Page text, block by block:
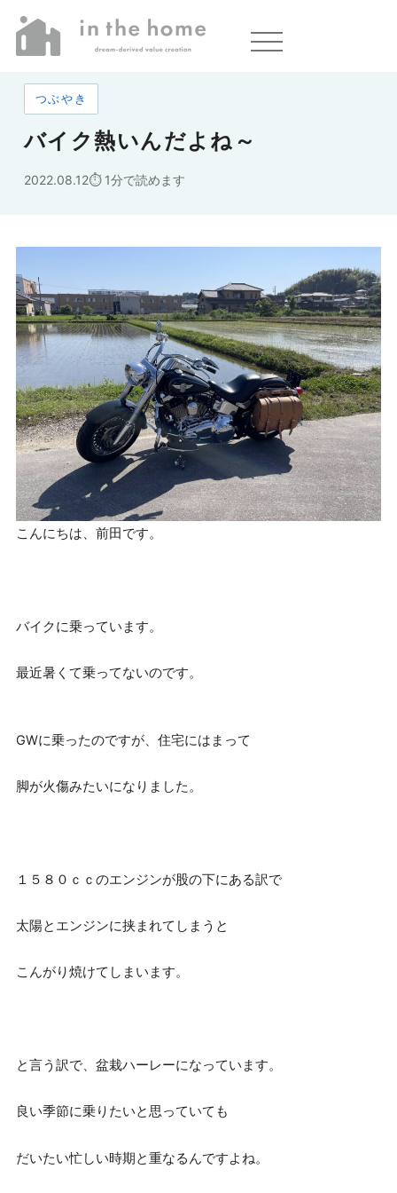
ホーム» バイク熱いんだよね～
つぶやき
バイク熱いんだよね～
2022.08.12 1分で読めます
こんにちは、前田です。
バイクに乗っています。
最近暑くて乗ってないのです。
GWに乗ったのですが、住宅にはまって
脚が火傷みたいになりました。
１５８０ｃｃのエンジンが股の下にある訳で
太陽とエンジンに挟まれてしまうと
こんがり焼けてしまいます。
と言う訳で、盆栽ハーレーになっています。
良い季節に乗りたいと思っていても
だいたい忙しい時期と重なるんですよね。